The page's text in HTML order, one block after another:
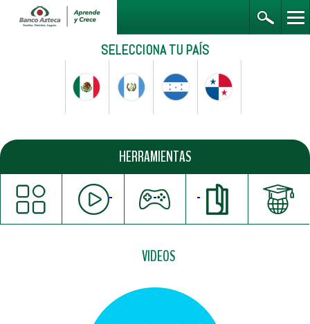
SELECCIONA TU PAÍS
HERRAMIENTAS
VIDEOS